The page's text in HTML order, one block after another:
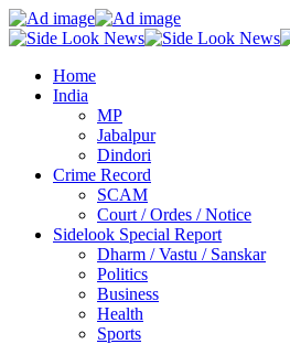
Home
India
MP
Jabalpur
Dindori
Crime Record
SCAM
Court / Ordes / Notice
Sidelook Special Report
Dharm / Vastu / Sanskar
Politics
Business
Health
Sports